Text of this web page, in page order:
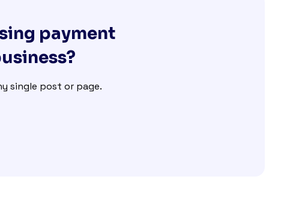
payment
single post or page.